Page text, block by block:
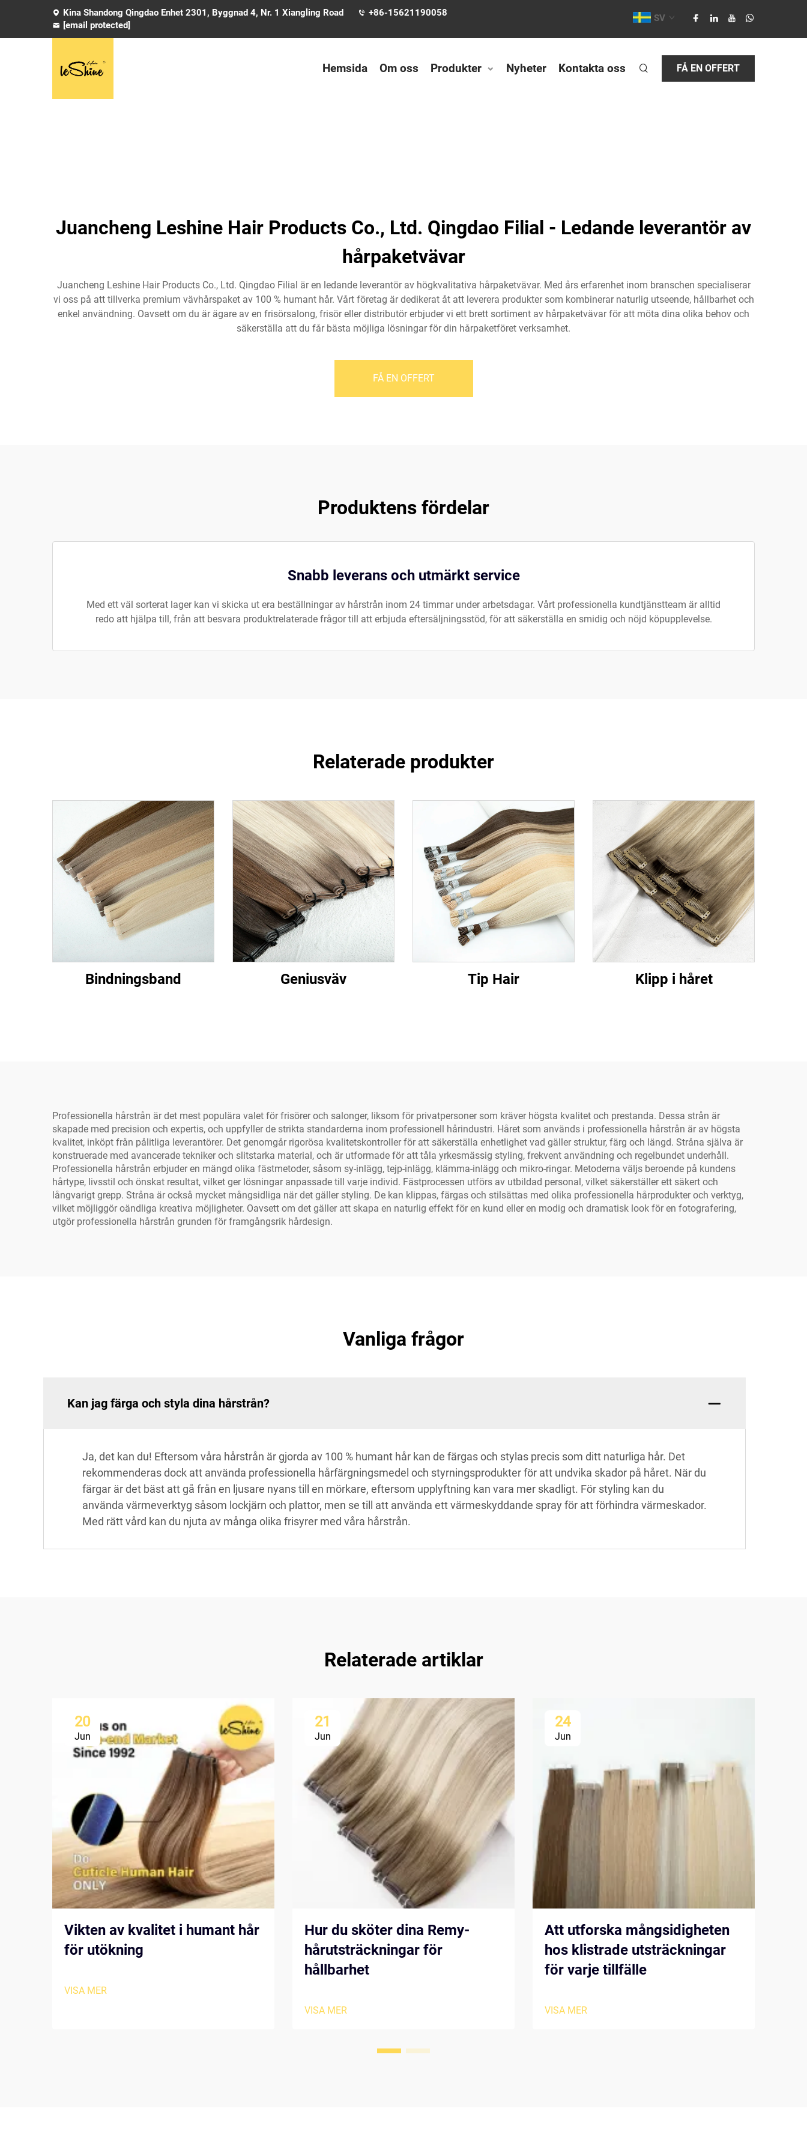
Kina Shandong Qingdao Enhet 2301, Byggnad 4, Nr. 1 Xiangling Road
+86-15621190058
[email protected]
SV
Hemsida Om oss Produkter Nyheter Kontakta oss FÅ EN OFFERT
Juancheng Leshine Hair Products Co., Ltd. Qingdao Filial - Ledande leverantör av
hårpaketvävar
Juancheng Leshine Hair Products Co., Ltd. Qingdao Filial är en ledande leverantör av högkvalitativa hårpaketvävar. Med års erfarenhet inom branschen specialiserar
vi oss på att tillverka premium vävhårspaket av 100 % humant hår. Vårt företag är dedikerat åt att leverera produkter som kombinerar naturlig utseende, hållbarhet och
enkel användning. Oavsett om du är ägare av en frisörsalong, frisör eller distributör erbjuder vi ett brett sortiment av hårpaketvävar för att möta dina olika behov och
säkerställa att du får bästa möjliga lösningar för din hårpaketföret verksamhet.
FÅ EN OFFERT
Produktens fördelar
Snabb leverans och utmärkt service
Med ett väl sorterat lager kan vi skicka ut era beställningar av hårstrån inom 24 timmar under arbetsdagar. Vårt professionella kundtjänstteam är alltid
redo att hjälpa till, från att besvara produktrelaterade frågor till att erbjuda eftersäljningsstöd, för att säkerställa en smidig och nöjd köpupplevelse.
Relaterade produkter
Bindningsband Geniusväv Tip Hair Klipp i håret
Professionella hårstrån är det mest populära valet för frisörer och salonger, liksom för privatpersoner som kräver högsta kvalitet och prestanda. Dessa strån är
skapade med precision och expertis, och uppfyller de strikta standarderna inom professionell hårindustri. Håret som används i professionella hårstrån är av högsta
kvalitet, inköpt från pålitliga leverantörer. Det genomgår rigorösa kvalitetskontroller för att säkerställa enhetlighet vad gäller struktur, färg och längd. Stråna själva är
konstruerade med avancerade tekniker och slitstarka material, och är utformade för att tåla yrkesmässig styling, frekvent användning och regelbundet underhåll.
Professionella hårstrån erbjuder en mängd olika fästmetoder, såsom sy-inlägg, tejp-inlägg, klämma-inlägg och mikro-ringar. Metoderna väljs beroende på kundens
hårtype, livsstil och önskat resultat, vilket ger lösningar anpassade till varje individ. Fästprocessen utförs av utbildad personal, vilket säkerställer ett säkert och
långvarigt grepp. Stråna är också mycket mångsidliga när det gäller styling. De kan klippas, färgas och stilsättas med olika professionella hårprodukter och verktyg,
vilket möjliggör oändliga kreativa möjligheter. Oavsett om det gäller att skapa en naturlig effekt för en kund eller en modig och dramatisk look för en fotografering,
utgör professionella hårstrån grunden för framgångsrik hårdesign.
Vanliga frågor
Kan jag färga och styla dina hårstrån?
Ja, det kan du! Eftersom våra hårstrån är gjorda av 100 % humant hår kan de färgas och stylas precis som ditt naturliga hår. Det
rekommenderas dock att använda professionella hårfärgningsmedel och styrningsprodukter för att undvika skador på håret. När du
färgar är det bäst att gå från en ljusare nyans till en mörkare, eftersom upplyftning kan vara mer skadligt. För styling kan du
använda värmeverktyg såsom lockjärn och plattor, men se till att använda ett värmeskyddande spray för att förhindra värmeskador.
Med rätt vård kan du njuta av många olika frisyrer med våra hårstrån.
Relaterade artiklar
20
Jun
Vikten av kvalitet i humant hår
för utökning
VISA MER
21
Jun
Hur du sköter dina Remy-
hårutsträckningar för
hållbarhet
VISA MER
24
Jun
Att utforska mångsidigheten
hos klistrade utsträckningar
för varje tillfälle
VISA MER